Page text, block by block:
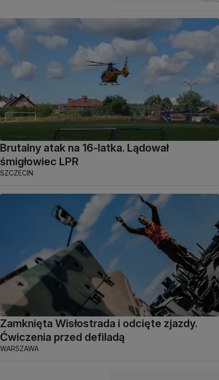
Brutalny atak na 16-latka. Lądował
śmigłowiec LPR
SZCZECIN
Zamknięta Wisłostrada i odcięte zjazdy.
Ćwiczenia przed defiladą
WARSZAWA